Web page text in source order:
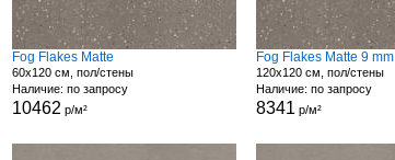
Fog Flakes Matte
60x120 см, пол/стены
Наличие: по запросу
10462 р/м²
Fog Flakes Matte 9 mm
120x120 см, пол/стены
Наличие: по запросу
8341 р/м²